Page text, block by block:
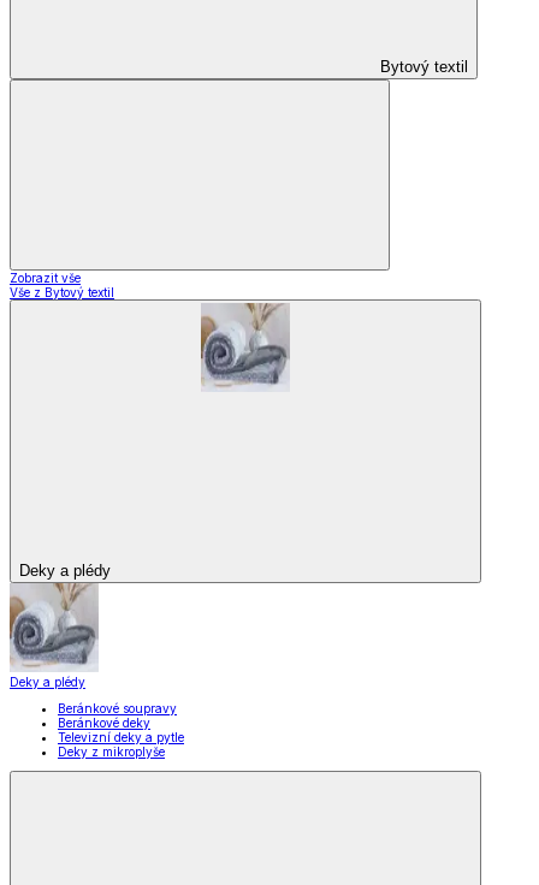
Bytový textil
Zobrazit vše
Vše z Bytový textil
Deky a plédy
Deky a plédy
Beránkové soupravy
Beránkové deky
Televizní deky a pytle
Deky z mikroplyše